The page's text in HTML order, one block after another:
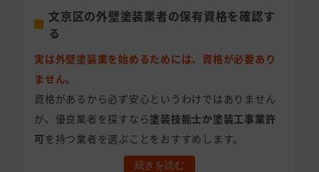
文京区の外壁塗装業者の保有資格を確認す
る
実は外壁塗装業を始めるためには、資格が必要あり
ません。
資格があるから必ず安心というわけではありません
が、優良業者を探すなら塗装技能士か塗装工事業許
可 を持つ業者を選ぶことをおすすめします。
続きを読む